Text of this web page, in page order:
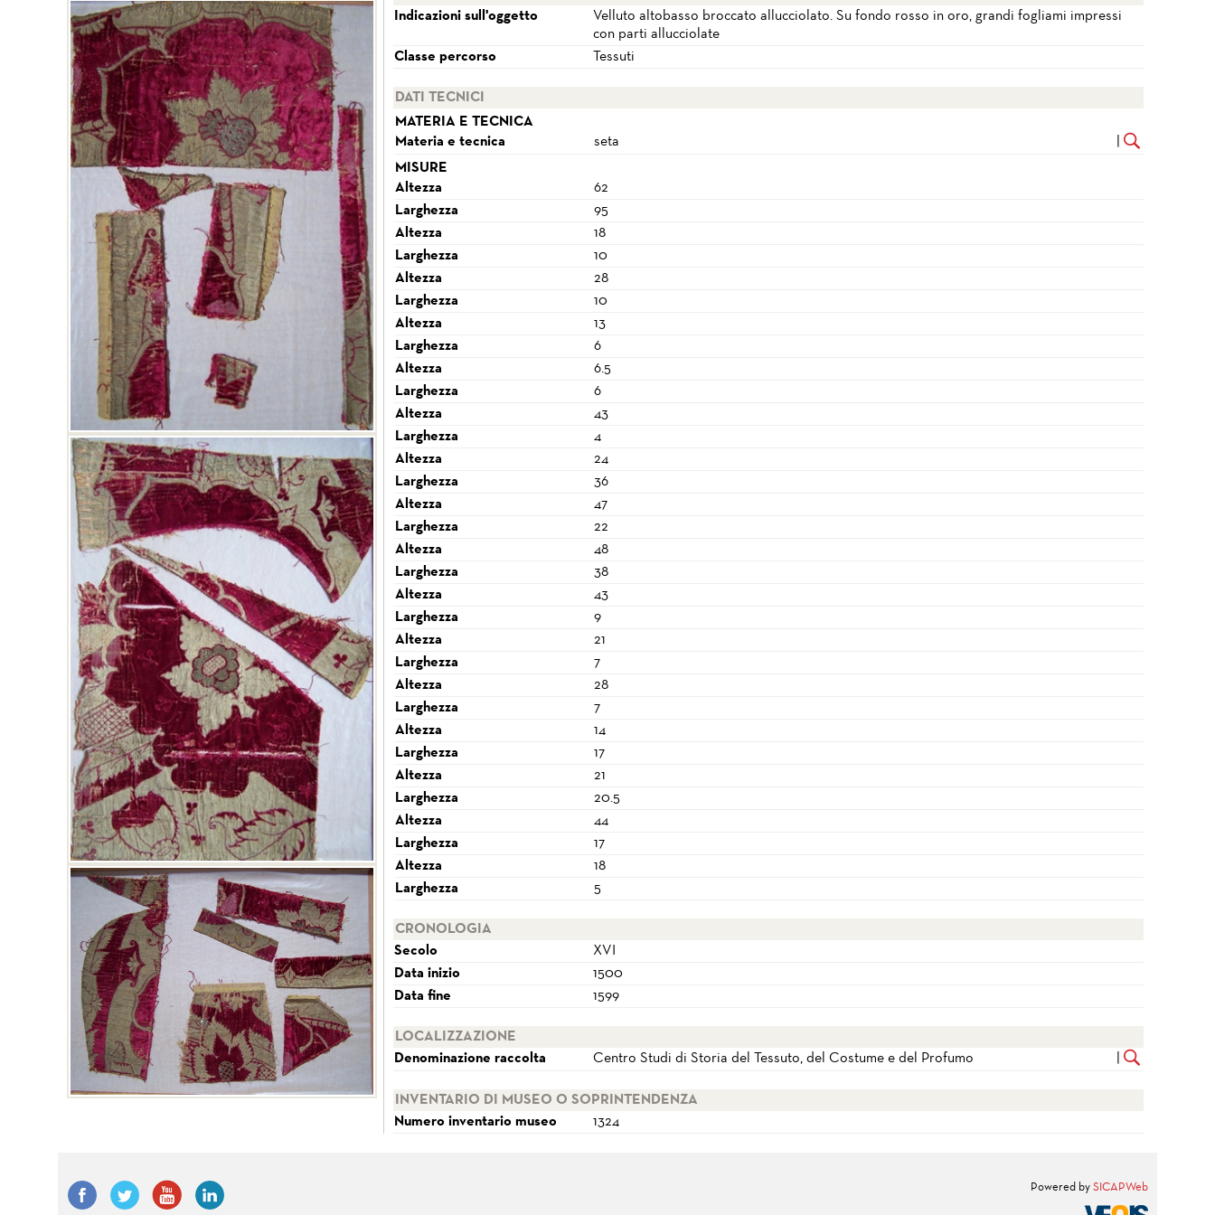
Indicazioni sull'oggetto
Velluto altobasso broccato allucciolato. Su fondo rosso in oro, grandi fogliami impressi
con parti allucciolate
Classe percorso
Tessuti
DATI TECNICI
MATERIA E TECNICA
Materia e tecnica
seta
MISURE
Altezza
62
Larghezza
95
Altezza
18
Larghezza
10
Altezza
28
Larghezza
10
Altezza
13
Larghezza
6
Altezza
6.5
Larghezza
6
Altezza
43
Larghezza
4
Altezza
24
Larghezza
36
Altezza
47
Larghezza
22
Altezza
48
Larghezza
38
Altezza
43
Larghezza
9
Altezza
21
Larghezza
7
Altezza
28
Larghezza
7
Altezza
14
Larghezza
17
Altezza
21
Larghezza
20.5
Altezza
44
Larghezza
17
Altezza
18
Larghezza
5
CRONOLOGIA
Secolo
XVI
Data inizio
1500
Data fine
1599
LOCALIZZAZIONE
Denominazione raccolta
Centro Studi di Storia del Tessuto, del Costume e del Profumo
INVENTARIO DI MUSEO O SOPRINTENDENZA
Numero inventario museo
1324
Powered by SICAPWeb